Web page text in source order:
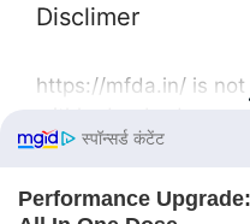
Disclimer
https://mfda.in/ is
governmental or non-
information on the